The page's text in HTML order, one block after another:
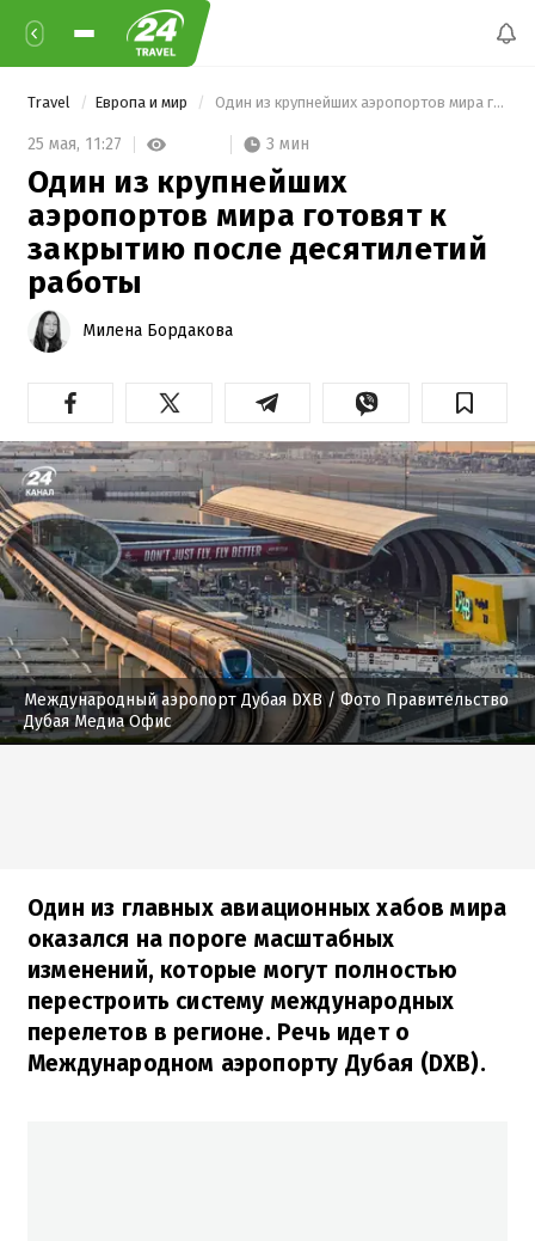
Travel Европа и мир Один из крупнейших аэропортов мира готовят к закрытию после десятилетий работы
25 мая, 11:27 3 мин
Один из крупнейших
аэропортов мира готовят к
закрытию после десятилетий
работы
Милена Бордакова
Международный аэропорт Дубая DXB/ Фото Правительство
Дубая Медиа Офис
Один из главных авиационных хабов мира
оказался на пороге масштабных
изменений, которые могут полностью
перестроить систему международных
перелетов в регионе. Речь идет о
Международном аэропорту Дубая (DXB).